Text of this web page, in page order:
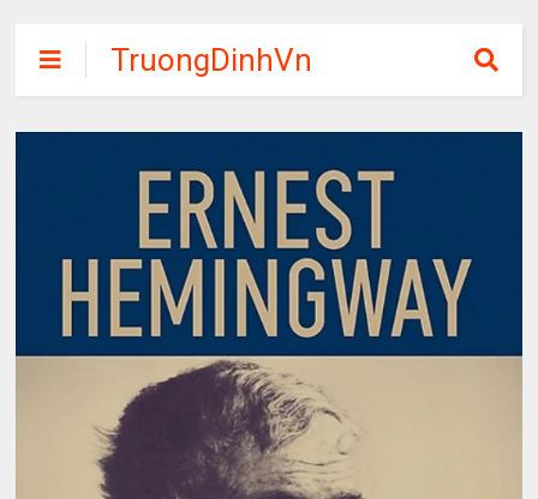
TruongDinhVn
Chia sẽ ebook,
các khóa học,
phần mềm học
tập miễn phí